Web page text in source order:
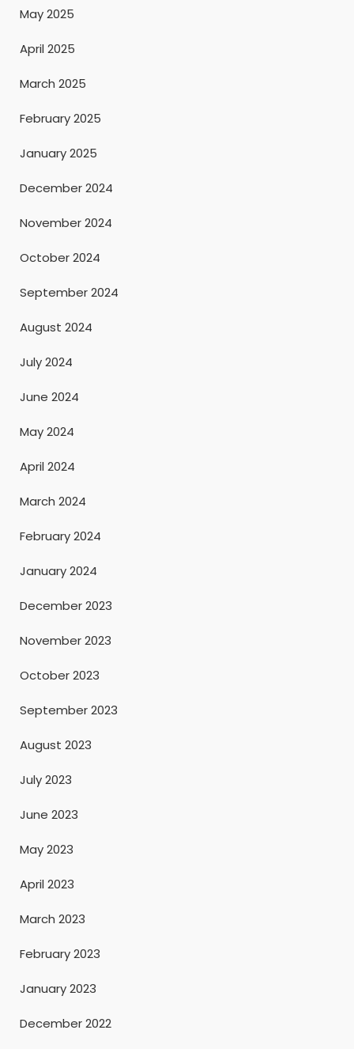
May 2025
April 2025
March 2025
February 2025
January 2025
December 2024
November 2024
October 2024
September 2024
August 2024
July 2024
June 2024
May 2024
April 2024
March 2024
February 2024
January 2024
December 2023
November 2023
October 2023
September 2023
August 2023
July 2023
June 2023
May 2023
April 2023
March 2023
February 2023
January 2023
December 2022